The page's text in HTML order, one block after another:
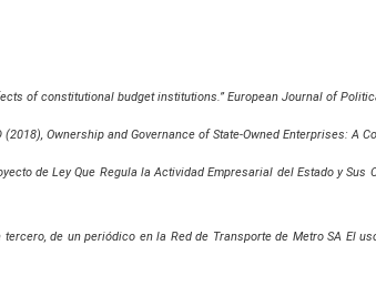
of constitutional budget institutions.” European Journal of
Ownership and Governance of State-Owned Enterprises: A
de Ley Que Regula la Actividad Empresarial del Estado y Sus
de un periódico en la Red de Transporte de Metro SA El